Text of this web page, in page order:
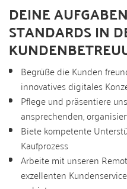
DEINE
STANDARDS IN
Begrüße die Kunden
innovatives digitales
Pflege und präsentiere
ansprechenden,
Biete kompetente
Kaufprozess
Arbeite mit unseren
exzellenten